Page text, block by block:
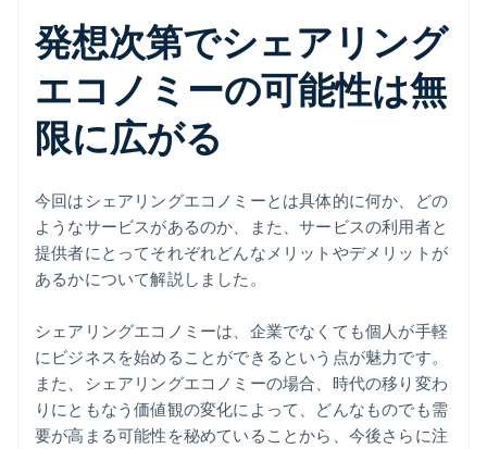
発想次第でシェアリング
エコノミーの可能性は無
限に広がる
今回はシェアリングエコノミーとは具体的に何か、どの
ようなサービスがあるのか、また、サービスの利用者と
提供者にとってそれぞれどんなメリットやデメリットが
あるかについて解説しました。
シェアリングエコノミーは、企業でなくても個人が手軽
にビジネスを始めることができるという点が魅力です。
また、シェアリングエコノミーの場合、時代の移り変わ
りにともなう価値観の変化によって、どんなものでも需
要が高まる可能性を秘めていることから、今後さらに注